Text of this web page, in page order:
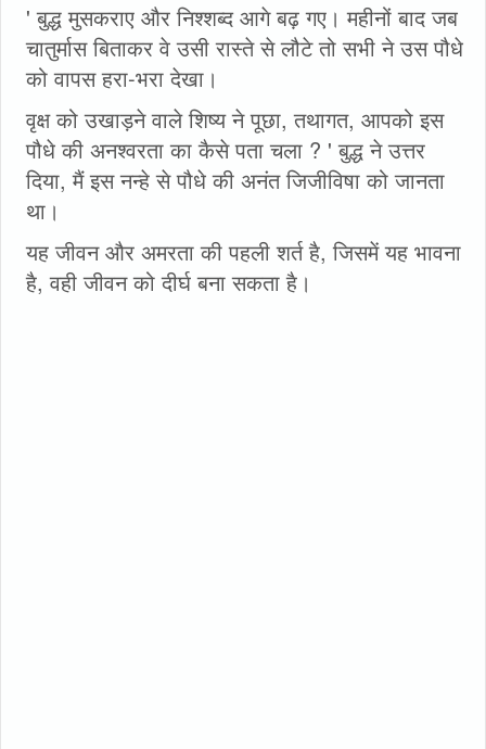
' बुद्ध मुसकराए और निश्शब्द आगे बढ़ गए। महीनों बाद जब
चातुर्मास बिताकर वे उसी रास्ते से लौटे तो सभी ने उस पौधे
को वापस हरा-भरा देखा।
वृक्ष को उखाड़ने वाले शिष्य ने पूछा, तथागत, आपको इस
पौधे की अनश्वरता का कैसे पता चला ? ' बुद्ध ने उत्तर
दिया, मैं इस नन्हे से पौधे की अनंत जिजीविषा को जानता
था।
यह जीवन और अमरता की पहली शर्त है, जिसमें यह भावना
है, वही जीवन को दीर्घ बना सकता है।